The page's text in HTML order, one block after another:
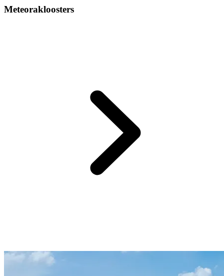
Meteorakloosters
Op 3 uur en 30 minuten van je Club Med resort Gregolimano
ontdek je deze bijzondere monumenten van de Griekse orthodoxie.
In het hart van Thessalië, te midden van groene berglandschappen